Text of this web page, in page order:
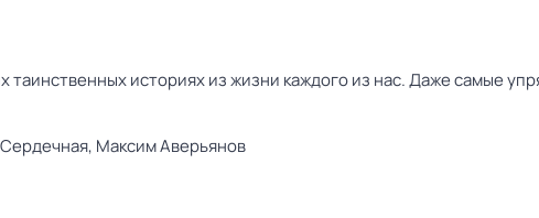
таинственных историях из жизни каждого из нас. Даже самые
Максим Аверьянов